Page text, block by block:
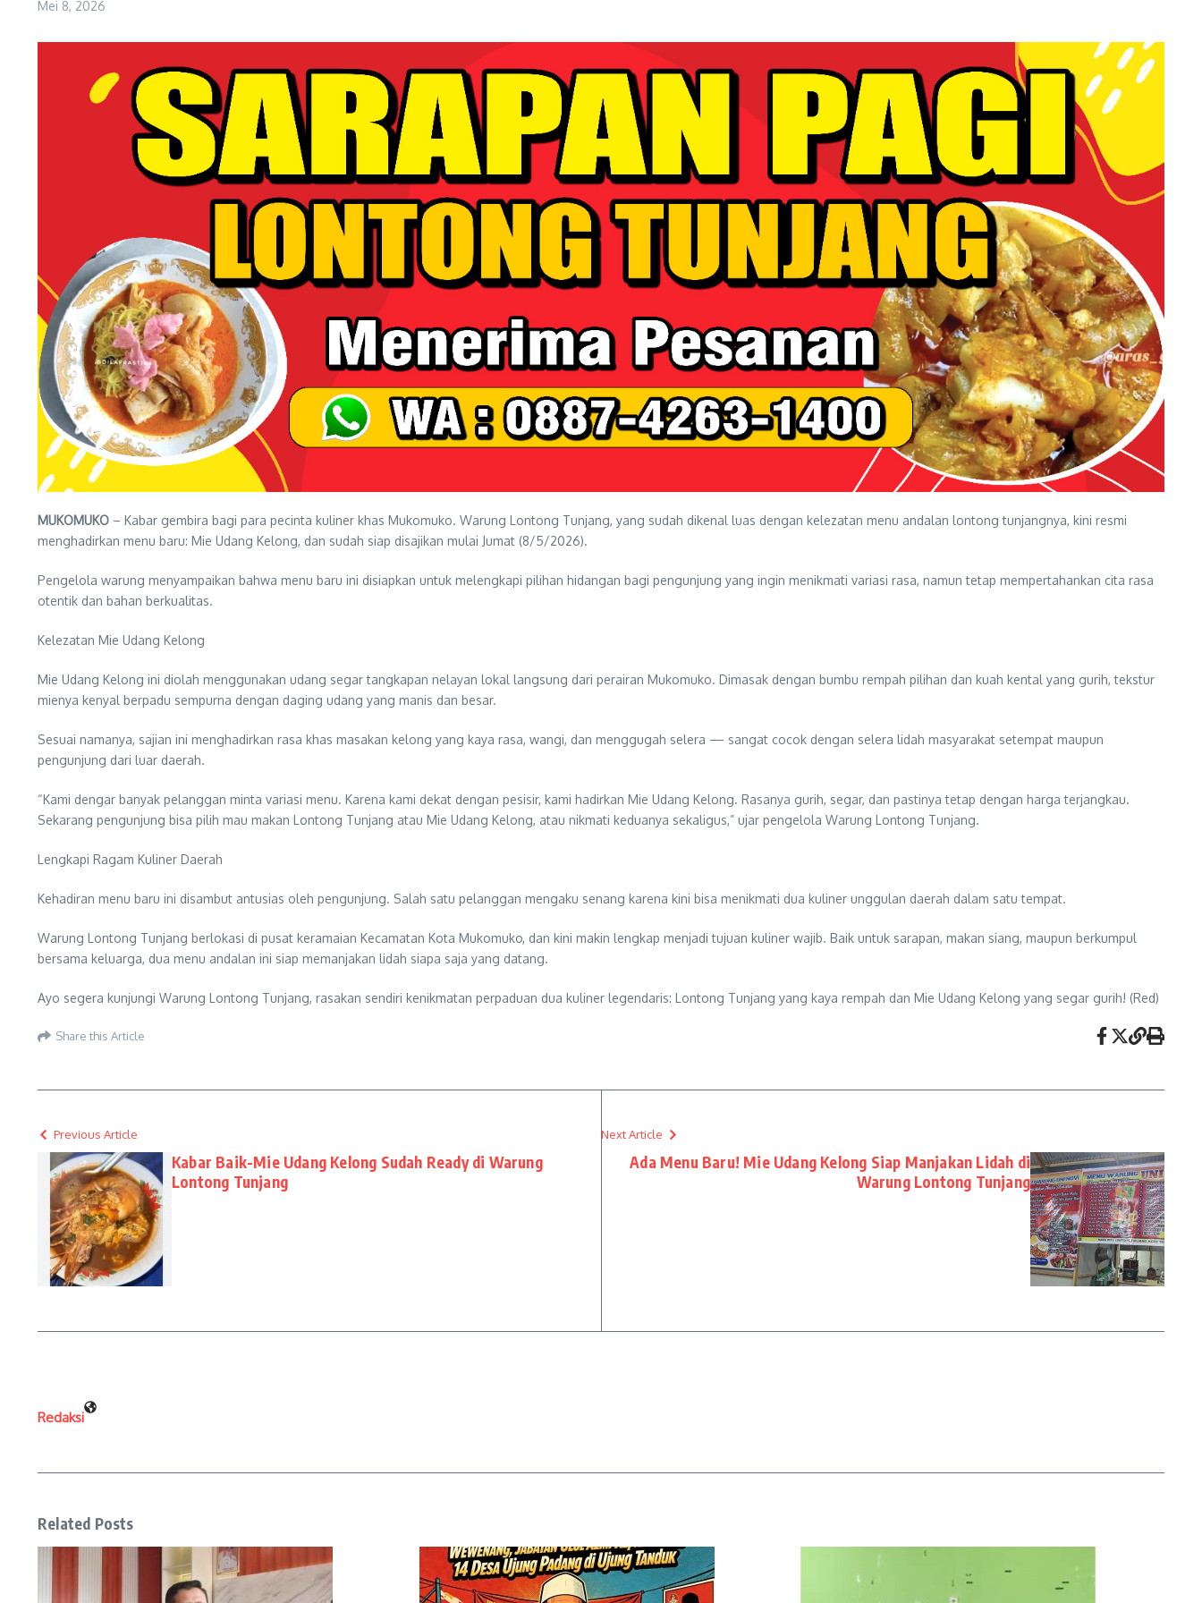
Mei 8, 2026
MUKOMUKO – Kabar gembira bagi para pecinta kuliner khas Mukomuko. Warung Lontong Tunjang, yang sudah dikenal luas dengan kelezatan menu andalan lontong tunjangnya, kini resmi
menghadirkan menu baru: Mie Udang Kelong, dan sudah siap disajikan mulai Jumat (8/5/2026).
Pengelola warung menyampaikan bahwa menu baru ini disiapkan untuk melengkapi pilihan hidangan bagi pengunjung yang ingin menikmati variasi rasa, namun tetap mempertahankan cita rasa
otentik dan bahan berkualitas.
Kelezatan Mie Udang Kelong
Mie Udang Kelong ini diolah menggunakan udang segar tangkapan nelayan lokal langsung dari perairan Mukomuko. Dimasak dengan bumbu rempah pilihan dan kuah kental yang gurih, tekstur
mienya kenyal berpadu sempurna dengan daging udang yang manis dan besar.
Sesuai namanya, sajian ini menghadirkan rasa khas masakan kelong yang kaya rasa, wangi, dan menggugah selera — sangat cocok dengan selera lidah masyarakat setempat maupun
pengunjung dari luar daerah.
“Kami dengar banyak pelanggan minta variasi menu. Karena kami dekat dengan pesisir, kami hadirkan Mie Udang Kelong. Rasanya gurih, segar, dan pastinya tetap dengan harga terjangkau.
Sekarang pengunjung bisa pilih mau makan Lontong Tunjang atau Mie Udang Kelong, atau nikmati keduanya sekaligus,” ujar pengelola Warung Lontong Tunjang.
Lengkapi Ragam Kuliner Daerah
Kehadiran menu baru ini disambut antusias oleh pengunjung. Salah satu pelanggan mengaku senang karena kini bisa menikmati dua kuliner unggulan daerah dalam satu tempat.
Warung Lontong Tunjang berlokasi di pusat keramaian Kecamatan Kota Mukomuko, dan kini makin lengkap menjadi tujuan kuliner wajib. Baik untuk sarapan, makan siang, maupun berkumpul
bersama keluarga, dua menu andalan ini siap memanjakan lidah siapa saja yang datang.
Ayo segera kunjungi Warung Lontong Tunjang, rasakan sendiri kenikmatan perpaduan dua kuliner legendaris: Lontong Tunjang yang kaya rempah dan Mie Udang Kelong yang segar gurih! (Red)
Share this Article
Previous Article
Kabar Baik-Mie Udang Kelong Sudah Ready di Warung
Lontong Tunjang
Next Article
Ada Menu Baru! Mie Udang Kelong Siap Manjakan Lidah di
Warung Lontong Tunjang
Redaksi
Related Posts